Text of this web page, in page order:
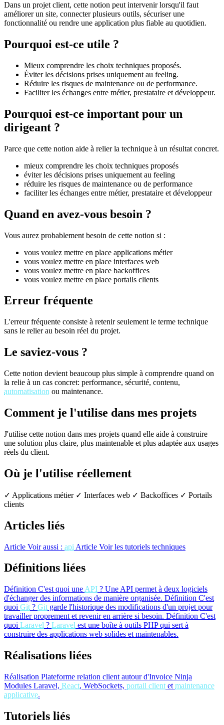
Dans un projet client, cette notion peut intervenir lorsqu'il faut
améliorer un site, connecter plusieurs outils, sécuriser une
fonctionnalité ou rendre une application plus fiable au quotidien.
Pourquoi est-ce utile ?
Mieux comprendre les choix techniques proposés.
Éviter les décisions prises uniquement au feeling.
Réduire les risques de maintenance ou de performance.
Faciliter les échanges entre métier, prestataire et développeur.
Pourquoi est-ce important pour un
dirigeant ?
Parce que cette notion aide à relier la technique à un résultat concret.
mieux comprendre les choix techniques proposés
éviter les décisions prises uniquement au feeling
réduire les risques de maintenance ou de performance
faciliter les échanges entre métier, prestataire et développeur
Quand en avez-vous besoin ?
Vous aurez probablement besoin de cette notion si :
vous voulez mettre en place applications métier
vous voulez mettre en place interfaces web
vous voulez mettre en place backoffices
vous voulez mettre en place portails clients
Erreur fréquente
L'erreur fréquente consiste à retenir seulement le terme technique
sans le relier au besoin réel du projet.
Le saviez-vous ?
Cette notion devient beaucoup plus simple à comprendre quand on
la relie à un cas concret: performance, sécurité, contenu,
automatisation ou maintenance.
Comment je l'utilise dans mes projets
J'utilise cette notion dans mes projets quand elle aide à construire
une solution plus claire, plus maintenable et plus adaptée aux usages
réels du client.
Où je l'utilise réellement
✓ Applications métier ✓ Interfaces web ✓ Backoffices ✓ Portails
clients
Articles liés
Article Voir aussi : api Article Voir les tutoriels techniques
Définitions liées
Définition C'est quoi une API ? Une API permet à deux logiciels
d'échanger des informations de manière organisée. Définition C'est
quoi Git ? Git garde l'historique des modifications d'un projet pour
travailler proprement et revenir en arrière si besoin. Définition C'est
quoi Laravel ? Laravel est une boîte à outils PHP qui sert à
construire des applications web solides et maintenables.
Réalisations liées
Réalisation Plateforme relation client autour d'Invoice Ninja
Modules Laravel, React, WebSockets, portail client et maintenance
applicative.
Tutoriels liés